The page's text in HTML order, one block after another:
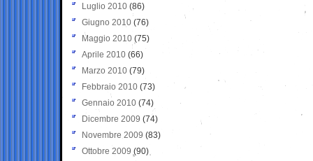
Luglio 2010 (86)
Giugno 2010 (76)
Maggio 2010 (75)
Aprile 2010 (66)
Marzo 2010 (79)
Febbraio 2010 (73)
Gennaio 2010 (74)
Dicembre 2009 (74)
Novembre 2009 (83)
Ottobre 2009 (90)